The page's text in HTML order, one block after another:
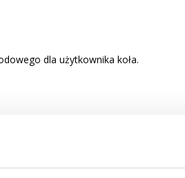
dla użytkownika koła.